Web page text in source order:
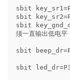
sbit
sbit
sbit
须一直输出低电平
sbit
sbit